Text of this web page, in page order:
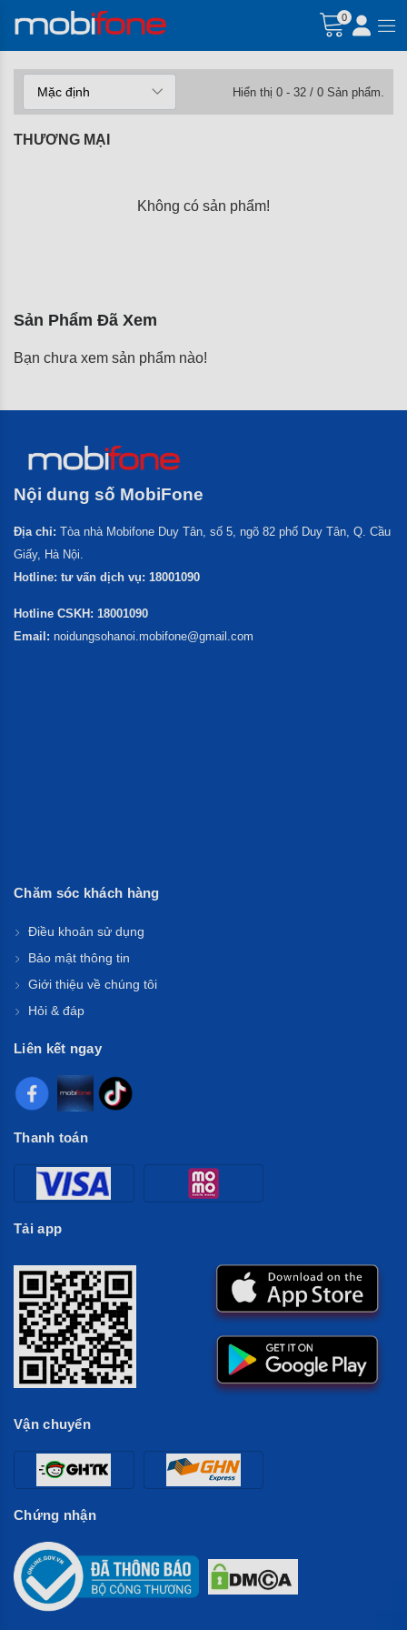
Không hiện mục này lại nữa!
0
Hiển thị 0 - 32 / 0 Sản phẩm.
THƯƠNG MẠI
Không có sản phẩm!
Sản Phẩm Đã Xem
Bạn chưa xem sản phẩm nào!
Nội dung số MobiFone
Địa chỉ: Tòa nhà Mobifone Duy Tân, số 5, ngõ 82 phố Duy Tân, Q. Cầu
Giấy, Hà Nội.
Hotline: tư vấn dịch vụ: 18001090
Hotline CSKH: 18001090
Email: noidungsohanoi.mobifone@gmail.com
Chăm sóc khách hàng
Điều khoản sử dụng
Bảo mật thông tin
Giới thiệu về chúng tôi
Hỏi & đáp
Liên kết ngay
Thanh toán
Tải app
Vận chuyển
Chứng nhận